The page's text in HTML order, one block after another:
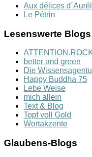
Aux délices
Le Pétrin
Lesenswerte Blogs
better and green
Die
Happy Buddha 75
Lebe Weise
mich allein
Text & Blog
Topf voll Gold
Wortakzente
Glaubens-Blogs